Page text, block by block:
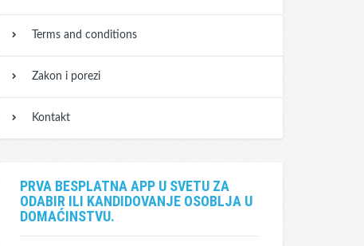
Terms and conditions
Zakon i porezi
Kontakt
PRVA BESPLATNA APP U SVETU ZA
ODABIR ILI KANDIDOVANJE OSOBLJA U
DOMAĆINSTVU.